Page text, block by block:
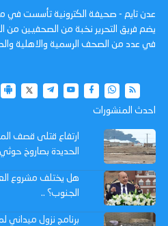
يضم فريق التحرير نخبة من الصحفيين من
في عدد من الصحف الرسمية والاهلية
احدث المنشورات
الحديدة بصاروخ
هل يختلف مشروع
الجنوب؟ ..
برنامج نزول ميداني